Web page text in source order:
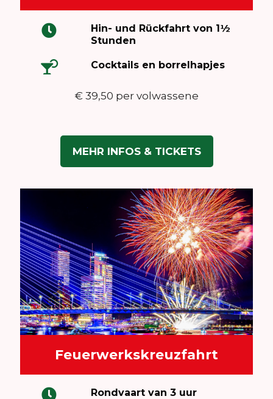
Hin- und Rückfahrt von 1½
Stunden
Cocktails en borrelhapjes
€ 39,50 per volwassene
MEHR INFOS & TICKETS
Feuerwerkskreuzfahrt
Rondvaart van 3 uur